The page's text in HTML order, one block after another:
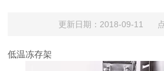
更新日期：2018-09-11 点
低温冻存架